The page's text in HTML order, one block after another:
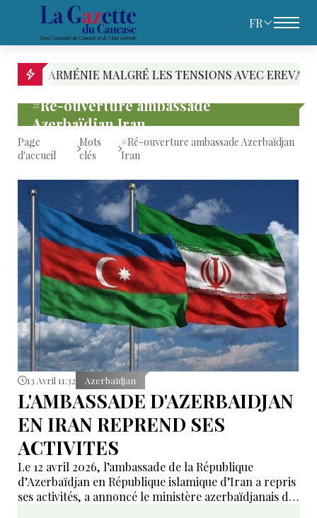
FR
MALGRÉ LES TENSIONS AVEC EREVAN
#Ré-ouverture ambassade
Azerbaïdjan Iran
Page
d'accueil
Mots
clés
#Ré-ouverture ambassade Azerbaïdjan
Iran
13 Avril 11:32 Azerbaïdjan
L'AMBASSADE D'AZERBAIDJAN
EN IRAN REPREND SES
ACTIVITES
Le 12 avril 2026, l’ambassade de la République
d’Azerbaïdjan en République islamique d’Iran a repris
ses activités, a annoncé le ministère azerbaïdjanais des